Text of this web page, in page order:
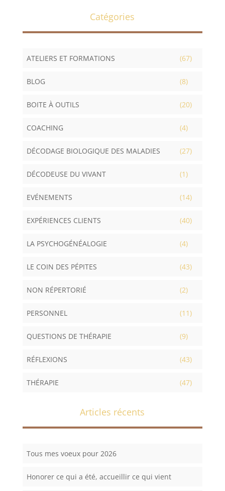
Catégories
ATELIERS ET FORMATIONS (67)
BLOG (8)
BOITE À OUTILS (20)
COACHING (4)
DÉCODAGE BIOLOGIQUE DES MALADIES (27)
DÉCODEUSE DU VIVANT (1)
EVÉNEMENTS (14)
EXPÉRIENCES CLIENTS (40)
LA PSYCHOGÉNÉALOGIE (4)
LE COIN DES PÉPITES (43)
NON RÉPERTORIÉ (2)
PERSONNEL (11)
QUESTIONS DE THÉRAPIE (9)
RÉFLEXIONS (43)
THÉRAPIE (47)
Articles récents
Tous mes voeux pour 2026
Honorer ce qui a été, accueillir ce qui vient